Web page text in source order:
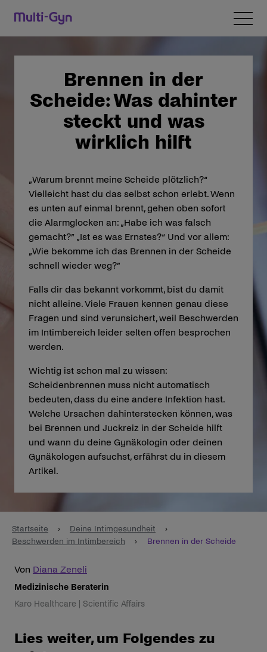
Brennen in der
Scheide: Was dahinter
steckt und was
wirklich hilft
„Warum brennt meine Scheide plötzlich?“
Vielleicht hast du das selbst schon erlebt. Wenn
es unten auf einmal brennt, gehen oben sofort
die Alarmglocken an: „Habe ich was falsch
gemacht?” „Ist es was Ernstes?“ Und vor allem:
„Wie bekomme ich das Brennen in der Scheide
schnell wieder weg?”
Falls dir das bekannt vorkommt, bist du damit
nicht alleine. Viele Frauen kennen genau diese
Fragen und sind verunsichert, weil Beschwerden
im Intimbereich leider selten offen besprochen
werden.
Wichtig ist schon mal zu wissen:
Scheidenbrennen muss nicht automatisch
bedeuten, dass du eine andere Infektion hast.
Welche Ursachen dahinterstecken können, was
bei Brennen und Juckreiz in der Scheide hilft
und wann du deine Gynäkologin oder deinen
Gynäkologen aufsuchst, erfährst du in diesem
Artikel.
Startseite › Deine Intimgesundheit
›
Beschwerden im Intimbereich
› Brennen in der Scheide
Von Diana Zeneli
Medizinische Beraterin
Karo Healthcare | Scientific Affairs
Lies weiter, um Folgendes zu